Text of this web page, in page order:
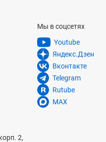
2,
Мы в соцсетях
Youtube
Яндекс.Дзен
Вконтакте
Telegram
Rutube
MAX